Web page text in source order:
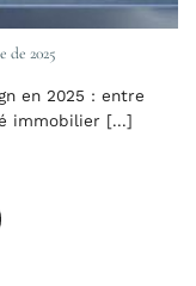
2025
en 2025 : entre
immobilier [...]